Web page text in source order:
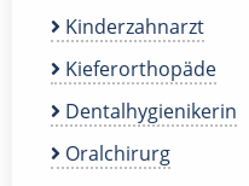
Kinderzahnarzt
Kieferorthopäde
Dentalhygienikerin
Oralchirurg